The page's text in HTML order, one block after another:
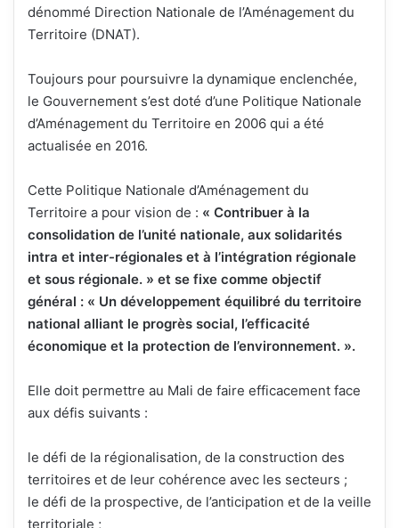
dénommé Direction Nationale de l’Aménagement du
Territoire (DNAT).
Toujours pour poursuivre la dynamique enclenchée,
le Gouvernement s’est doté d’une Politique Nationale
d’Aménagement du Territoire en 2006 qui a été
actualisée en 2016.
Cette Politique Nationale d’Aménagement du
Territoire a pour vision de : « Contribuer à la
consolidation de l’unité nationale, aux solidarités
intra et inter-régionales et à l’intégration régionale
et sous régionale. » et se fixe comme objectif
général : « Un développement équilibré du territoire
national alliant le progrès social, l’efficacité
économique et la protection de l’environnement. ».
Elle doit permettre au Mali de faire efficacement face
aux défis suivants :
le défi de la régionalisation, de la construction des
territoires et de leur cohérence avec les secteurs ;
le défi de la prospective, de l’anticipation et de la veille
territoriale ;